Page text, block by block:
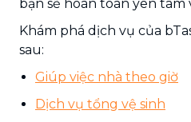
bạn sẽ hoàn toàn yên
Khám phá dịch vụ của
sau:
Giúp việc nhà theo giờ
Dịch vụ tổng vệ sinh